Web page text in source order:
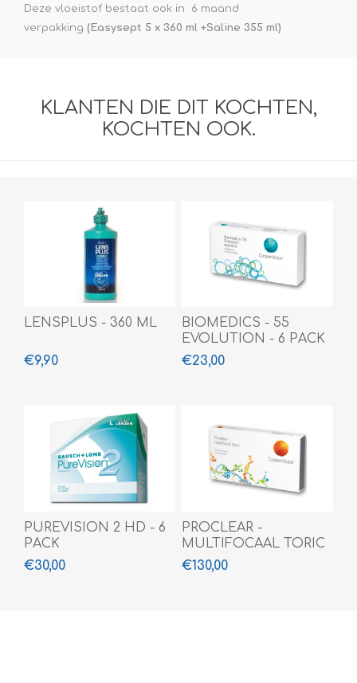
Deze vloeistof bestaat ook in 6 maand
verpakking (Easysept 5 x 360 ml +Saline 355 ml)
KLANTEN DIE DIT KOCHTEN,
KOCHTEN OOK.
LENSPLUS - 360 ML
€9,90
BIOMEDICS - 55
EVOLUTION - 6 PACK
€23,00
PUREVISION 2 HD - 6
PACK
€30,00
PROCLEAR -
MULTIFOCAAL TORIC
- 6 pack
€130,00